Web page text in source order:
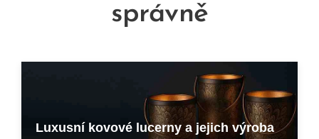
správně
Luxusní kovové lucerny a jejich výroba